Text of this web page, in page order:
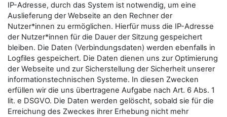
IP-Adresse, durch das System ist notwendig, um eine
Auslieferung der Webseite an den Rechner der
Nutzer*innen zu ermöglichen. Hierfür muss die IP-Adresse
der Nutzer*innen für die Dauer der Sitzung gespeichert
bleiben. Die Daten (Verbindungsdaten) werden ebenfalls in
Logfiles gespeichert. Die Daten dienen uns zur Optimierung
der Webseite und zur Sicherstellung der Sicherheit unserer
informationstechnischen Systeme. In diesen Zwecken
erfüllen wir die uns übertragene Aufgabe nach Art. 6 Abs. 1
lit. e DSGVO. Die Daten werden gelöscht, sobald sie für die
Erreichung des Zweckes ihrer Erhebung nicht mehr